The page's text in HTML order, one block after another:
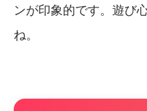
ンが印象的です。遊び
ね。